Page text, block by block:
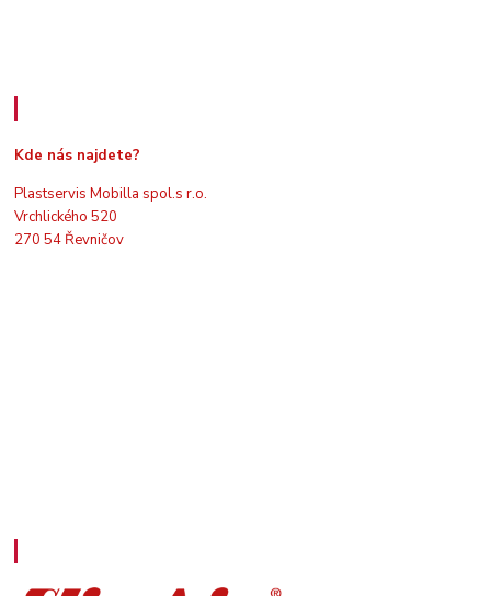
Kde nás najdete?
Plastservis Mobilla spol.s r.o.
Vrchlického 520
270 54 Řevničov